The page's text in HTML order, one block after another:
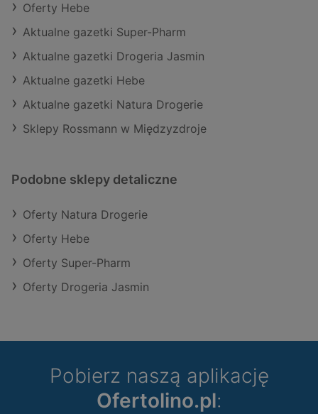
Oferty Hebe
Aktualne gazetki Super-Pharm
Aktualne gazetki Drogeria Jasmin
Aktualne gazetki Hebe
Aktualne gazetki Natura Drogerie
Sklepy Rossmann w Międzyzdroje
Podobne sklepy detaliczne
Oferty Natura Drogerie
Oferty Hebe
Oferty Super-Pharm
Oferty Drogeria Jasmin
Pobierz naszą aplikację
Ofertolino.pl: